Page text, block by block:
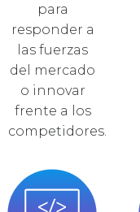
para
responder a
las fuerzas
del mercado
o innovar
frente a los
competidores.